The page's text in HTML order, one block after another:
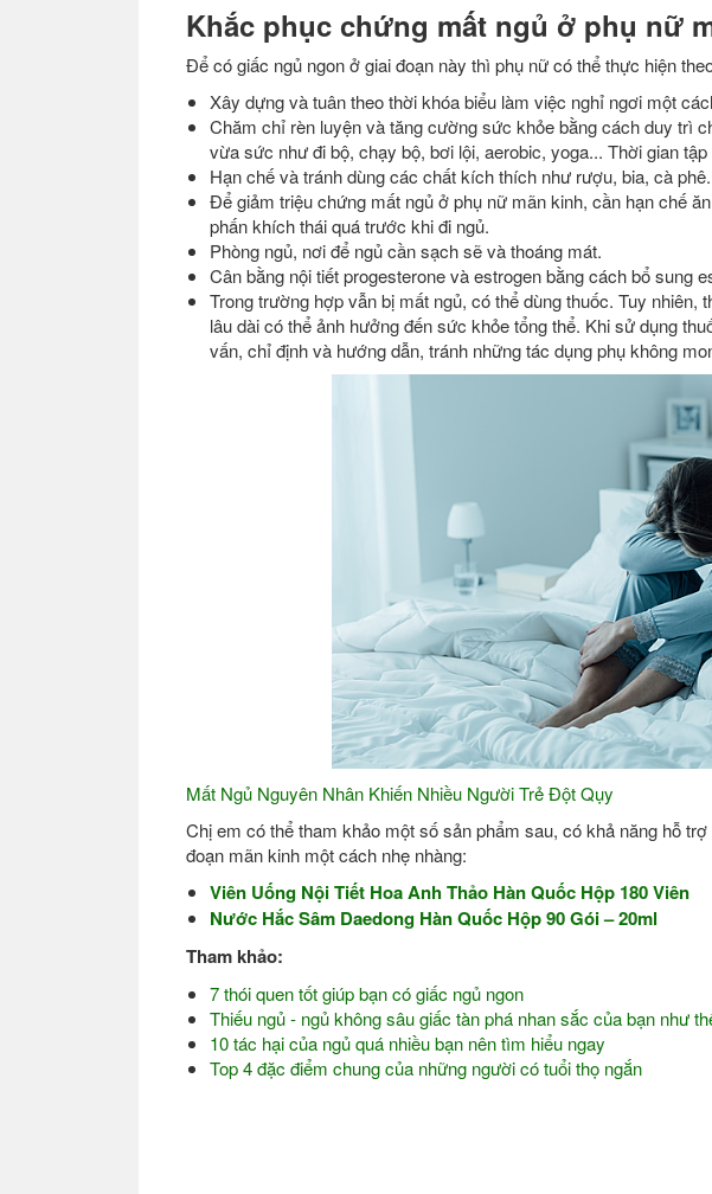
Khắc phục chứng mất ngủ ở phụ nữ
Để có giấc ngủ ngon ở giai đoạn này thì phụ nữ có thể thực hiện
Xây dựng và tuân theo thời khóa biểu làm việc nghỉ ngơi một
Chăm chỉ rèn luyện và tăng cường sức khỏe bằng cách duy trì
vừa sức như đi bộ, chạy bộ, bơi lội, aerobic, yoga... Thời gian
Hạn chế và tránh dùng các chất kích thích như rượu, bia, cà
Để giảm triệu chứng mất ngủ ở phụ nữ mãn kinh, cần hạn chế
phấn khích thái quá trước khi đi ngủ.
Phòng ngủ, nơi để ngủ cần sạch sẽ và thoáng mát.
Cân bằng nội tiết progesterone và estrogen bằng cách bổ sung
Trong trường hợp vẫn bị mất ngủ, có thể dùng thuốc. Tuy nhiên,
lâu dài có thể ảnh hưởng đến sức khỏe tổng thể. Khi sử dụng
vấn, chỉ định và hướng dẫn, tránh những tác dụng phụ không
Mất Ngủ Nguyên Nhân Khiến Nhiều Người Trẻ Đột Qụy
Chị em có thể tham khảo một số sản phẩm sau, có khả năng hỗ
đoạn mãn kinh một cách nhẹ nhàng:
Viên Uống Nội Tiết Hoa Anh Thảo Hàn Quốc Hộp 180 Viên
Nước Hắc Sâm Daedong Hàn Quốc Hộp 90 Gói – 20ml
Tham khảo:
7 thói quen tốt giúp bạn có giấc ngủ ngon
Thiếu ngủ - ngủ không sâu giấc tàn phá nhan sắc của bạn như
10 tác hại của ngủ quá nhiều bạn nên tìm hiểu ngay
Top 4 đặc điểm chung của những người có tuổi thọ ngắn
(Shop